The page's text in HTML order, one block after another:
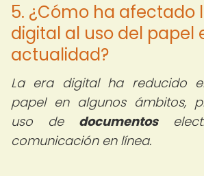
5. ¿Cómo ha afectado
digital al uso del papel
actualidad?
La era digital ha reducido
papel en algunos ámbitos,
uso de documentos
comunicación en línea.